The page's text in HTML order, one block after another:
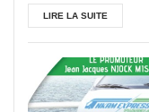
LIRE LA SUITE